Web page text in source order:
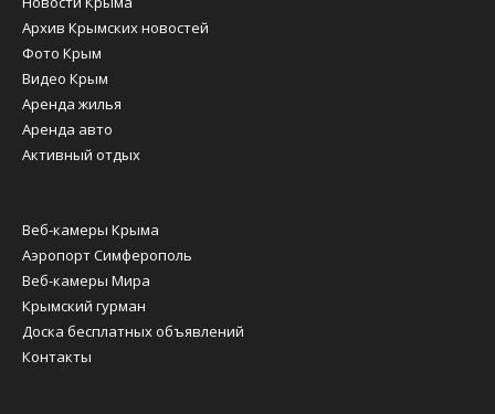
Архив Крымских новостей
Фото Крым
Видео Крым
Аренда жилья
Аренда авто
Активный отдых
Веб-камеры Крыма
Аэропорт Симферополь
Веб-камеры Мира
Крымский гурман
Доска бесплатных объявлений
Контакты